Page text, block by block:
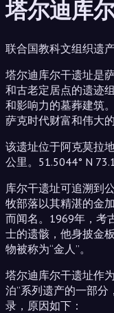
塔尔迪库
联合国教科文组织遗
塔尔迪库尔干遗址是
和古老定居点的遗迹
和影响力的墓葬建筑
萨克时代财富和伟大的
该遗址位于阿克莫拉
公里。51.5044° N
库尔干遗址可追溯到
牧部落以其精湛的金
而闻名。1969年，考
士的遗骸，他身披金
物被称为“金人”。
塔尔迪库尔干遗址作
泊”系列遗产的一部分
录，原因如下：